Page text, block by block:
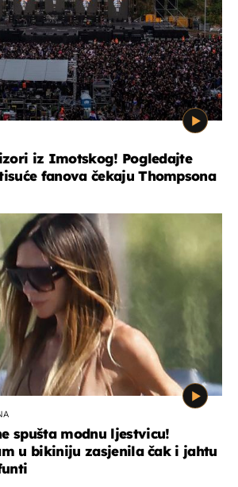
iz Imotskog! Pogledajte
fanova čekaju Thompsona
spušta modnu ljestvicu!
u bikiniju zasjenila čak i jahtu